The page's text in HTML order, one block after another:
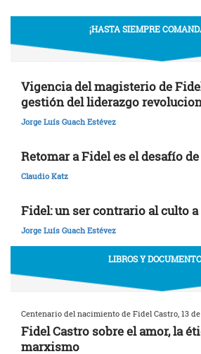
¡HASTA SIEMPRE
Vigencia del magisterio de
gestión del liderazgo
Jorge Luís Guach Estévez
Retomar a Fidel es el desafío
Claudio Katz
Fidel: un ser contrario al culto
Jorge Luís Guach Estévez
LIBROS Y
Centenario del nacimiento de Fidel Castro, 13 de
Fidel Castro sobre el amor, la
marxismo